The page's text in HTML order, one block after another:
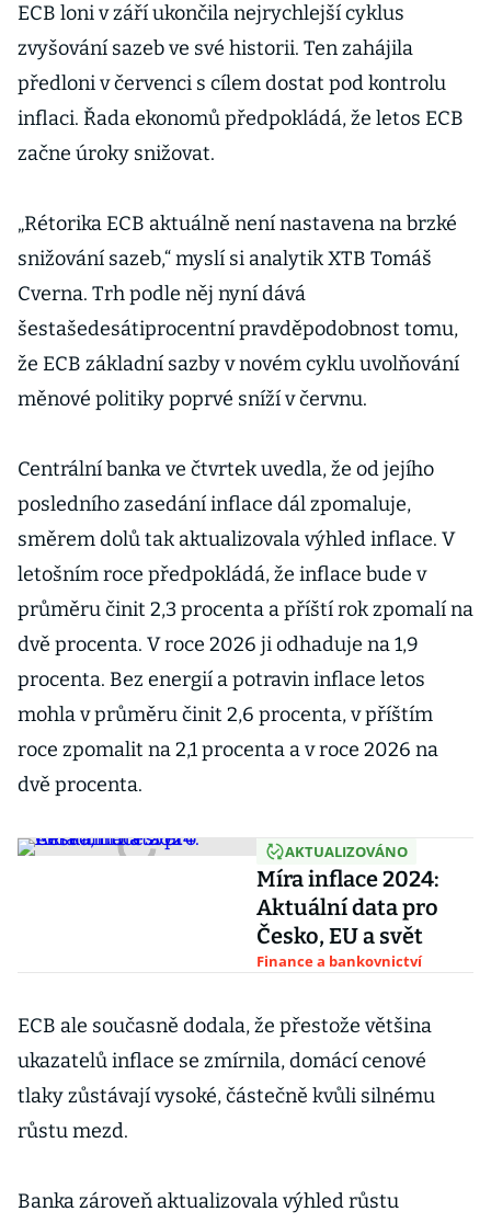
ECB loni v září ukončila nejrychlejší cyklus
zvyšování sazeb ve své historii. Ten zahájila
předloni v červenci s cílem dostat pod kontrolu
inflaci. Řada ekonomů předpokládá, že letos ECB
začne úroky snižovat.
„Rétorika ECB aktuálně není nastavena na brzké
snižování sazeb,“ myslí si analytik XTB Tomáš
Cverna. Trh podle něj nyní dává
šestašedesátiprocentní pravděpodobnost tomu,
že ECB základní sazby v novém cyklu uvolňování
měnové politiky poprvé sníží v červnu.
Centrální banka ve čtvrtek uvedla, že od jejího
posledního zasedání inflace dál zpomaluje,
směrem dolů tak aktualizovala výhled inflace. V
letošním roce předpokládá, že inflace bude v
průměru činit 2,3 procenta a příští rok zpomalí na
dvě procenta. V roce 2026 ji odhaduje na 1,9
procenta. Bez energií a potravin inflace letos
mohla v průměru činit 2,6 procenta, v příštím
roce zpomalit na 2,1 procenta a v roce 2026 na
dvě procenta.
AKTUALIZOVÁNO
Míra inflace 2024:
Aktuální data pro
Česko, EU a svět
Finance a bankovnictví
ECB ale současně dodala, že přestože většina
ukazatelů inflace se zmírnila, domácí cenové
tlaky zůstávají vysoké, částečně kvůli silnému
růstu mezd.
Banka zároveň aktualizovala výhled růstu